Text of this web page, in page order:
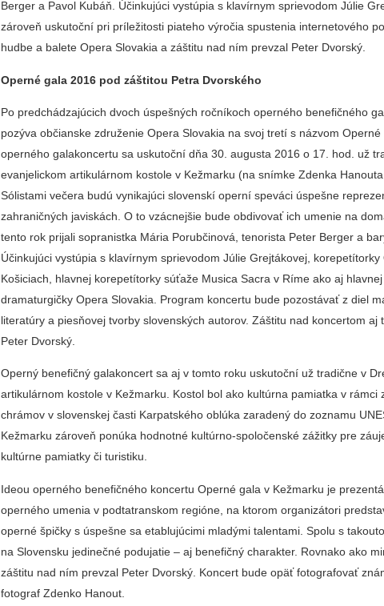
Berger a Pavol Kubáň. Účinkujúci vystúpia s klavírnym sprievodom Júlie
zároveň uskutoční pri príležitosti piateho výročia spustenia internetového
hudbe a balete Opera Slovakia a záštitu nad ním prevzal Peter Dvorský.
Operné gala 2016 pod záštitou Petra Dvorského
Po predchádzajúcich dvoch úspešných ročníkoch operného benefičného
pozýva občianske združenie Opera Slovakia na svoj tretí s názvom
operného galakoncertu sa uskutoční dňa 30. augusta 2016 o 17. hod. už
evanjelickom artikulárnom kostole v Kežmarku (na snímke Zdenka
Sólistami večera budú vynikajúci slovenskí operní speváci úspešne
zahraničných javiskách. O to vzácnejšie bude obdivovať ich umenie na
tento rok prijali sopranistka Mária Porubčinová, tenorista Peter Berger a
Účinkujúci vystúpia s klavírnym sprievodom Júlie Grejtákovej,
Košiciach, hlavnej korepetítorky súťaže Musica Sacra v Ríme ako aj
dramaturgičky Opera Slovakia. Program koncertu bude pozostávať z diel
literatúry a piesňovej tvorby slovenských autorov. Záštitu nad koncertom aj
Peter Dvorský.
Operný benefičný galakoncert sa aj v tomto roku uskutoční už tradične v
artikulárnom kostole v Kežmarku. Kostol bol ako kultúrna pamiatka v rámci
chrámov v slovenskej časti Karpatského oblúka zaradený do zoznamu
Kežmarku zároveň ponúka hodnotné kultúrno-spoločenské zážitky pre
kultúrne pamiatky či turistiku.
Ideou operného benefičného koncertu Operné gala v Kežmarku je
operného umenia v podtatranskom regióne, na ktorom organizátori
operné špičky s úspešne sa etablujúcimi mladými talentami. Spolu s
na Slovensku jedinečné podujatie – aj benefičný charakter. Rovnako ako
záštitu nad ním prevzal Peter Dvorský. Koncert bude opäť fotografovať
fotograf Zdenko Hanout.